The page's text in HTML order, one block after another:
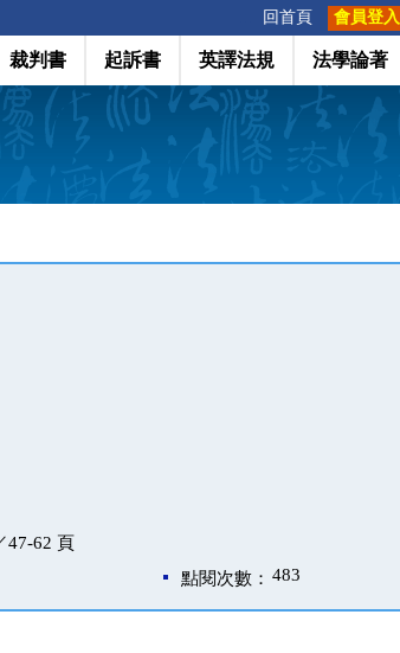
回首頁 會員登入
裁判書 起訴書 英譯法規 法學論著
47-62 頁
點閱次數： 483